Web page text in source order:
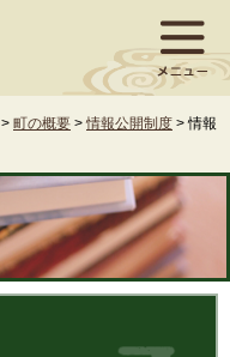
> 町の概要 >情報公開制度 >情報